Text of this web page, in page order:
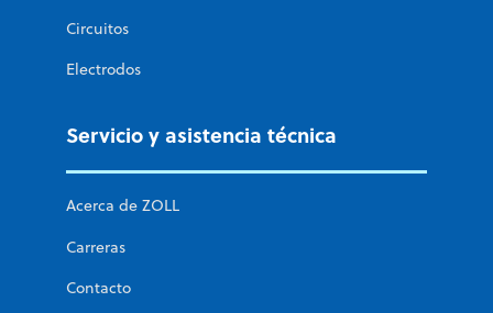
Circuitos
Electrodos
Servicio y asistencia técnica
Acerca de ZOLL
Carreras
Contacto